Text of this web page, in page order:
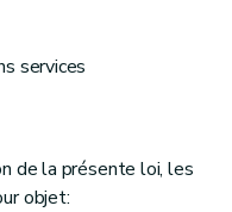
services
de la présente loi, les
objet: